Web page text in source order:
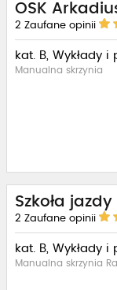
OSK
2 Zaufane opinii
kat. B, Wykłady i
Manualna skrzynia
Szkoła
2 Zaufane opinii
kat. B, Wykłady i
Manualna skrzynia